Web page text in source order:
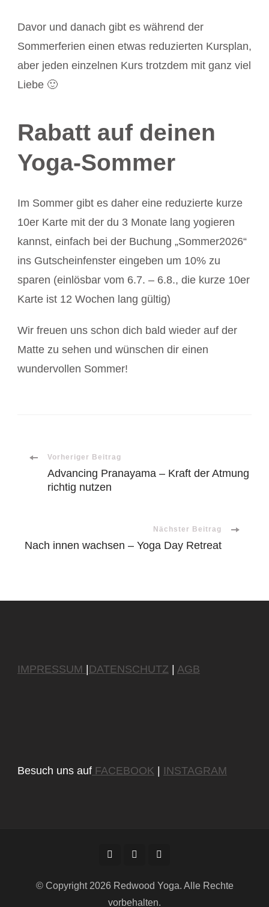
Davor und danach gibt es während der
Sommerferien einen etwas reduzierten Kursplan,
aber jeden einzelnen Kurs trotzdem mit ganz viel
Liebe 🙂
Rabatt auf deinen
Yoga-Sommer
Im Sommer gibt es daher eine reduzierte kurze
10er Karte mit der du 3 Monate lang yogieren
kannst, einfach bei der Buchung „Sommer2026“
ins Gutscheinfenster eingeben um 10% zu
sparen (einlösbar vom 6.7. – 6.8., die kurze 10er
Karte ist 12 Wochen lang gültig)
Wir freuen uns schon dich bald wieder auf der
Matte zu sehen und wünschen dir einen
wundervollen Sommer!
Beitragsnavigation
Vorheriger Beitrag
Advancing Pranayama – Kraft der Atmung
richtig nutzen
Nächster Beitrag
Nach innen wachsen – Yoga Day Retreat
IMPRESSUM |DATENSCHUTZ | AGB
Besuch uns auf FACEBOOK | INSTAGRAM
© Copyright 2026 Redwood Yoga. Alle Rechte
vorbehalten.